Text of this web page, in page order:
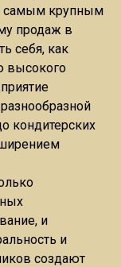
самым крупным
продаж в
себя, как
высокого
кондитерских
и
и
создают